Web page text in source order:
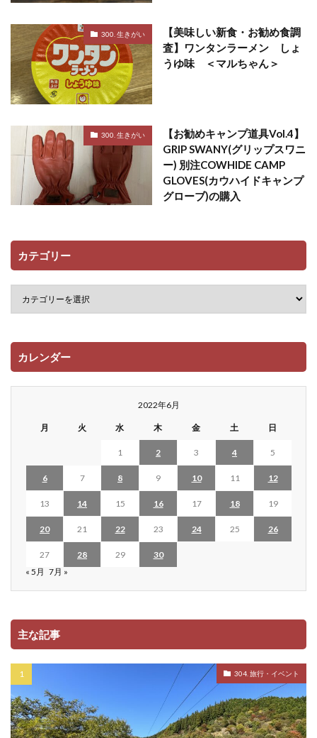
300. 生きがい
【美味しい新食・お勧め食調
査】ワンタンラーメン しょ
うゆ味 ＜マルちゃん＞
300. 生きがい
【お勧めキャンプ道具Vol.4】
GRIP SWANY(グリップスワニ
ー) 別注COWHIDE CAMP
GLOVES(カウハイドキャンプ
グローブ)の購入
カテゴリー
カレンダー
2022年6月
月 火 水 木 金 土 日
1 2 3 4 5
6 7 8 9 10 11 12
13 14 15 16 17 18 19
20 21 22 23 24 25 26
27 28 29
30
« 5月 7月 »
主な記事
304. 旅行・イベント